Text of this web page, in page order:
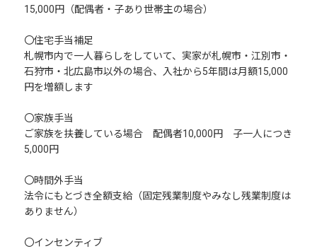
15,000円（配偶者・子あり世帯主の場合）
〇住宅手当補足
札幌市内で一人暮らしをしていて、実家が札幌市・江別市・
石狩市・北広島市以外の場合、入社から5年間は月額15,000
円を増額します
〇家族手当
ご家族を扶養している場合 配偶者10,000円 子一人につき
5,000円
〇時間外手当
法令にもとづき全額支給（固定残業制度やみなし残業制度は
ありません）
〇インセンティブ